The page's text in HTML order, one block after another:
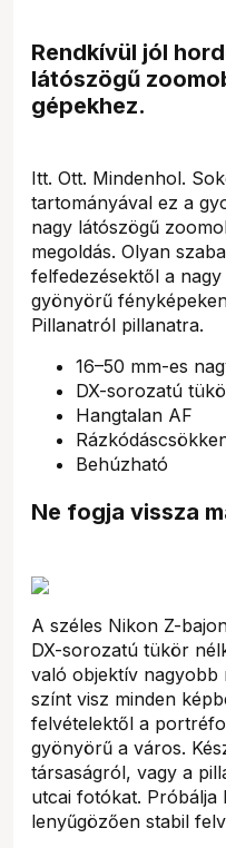
Rendkívül jól
látószögű
gépekhez.
Itt. Ott. Mindenhol.
tartományával ez a
nagy látószögű
megoldás. Olyan
felfedezésektől a
gyönyörű
Pillanatról pillanatra.
16–50 mm-es
DX-sorozatú
Hangtalan AF
Behúzható
Ne fogja vissza
A széles Nikon Z-
DX-sorozatú tükör
való objektív nagyobb
színt visz minden
felvételektől a
gyönyörű a város.
társaságról, vagy a
utcai fotókat. Próbálja
lenyűgözően stabil